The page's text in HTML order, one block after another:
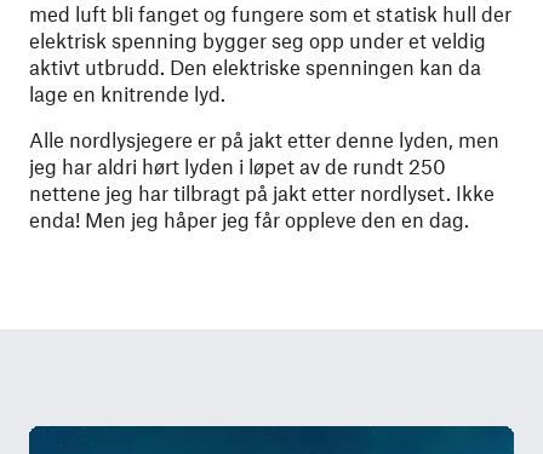
med luft bli fanget og fungere som et statisk hull der
elektrisk spenning bygger seg opp under et veldig
aktivt utbrudd. Den elektriske spenningen kan da
lage en knitrende lyd.
Alle nordlysjegere er på jakt etter denne lyden, men
jeg har aldri hørt lyden i løpet av de rundt 250
nettene jeg har tilbragt på jakt etter nordlyset. Ikke
enda! Men jeg håper jeg får oppleve den en dag.